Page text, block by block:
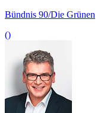
Bündnis 90/Die Grünen
()